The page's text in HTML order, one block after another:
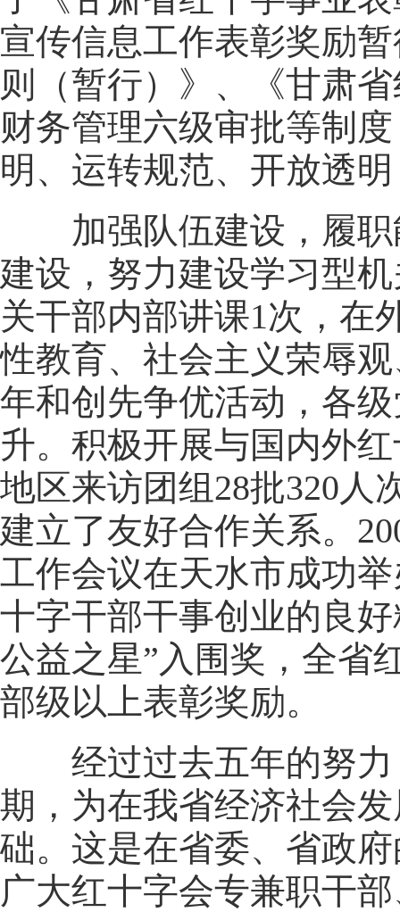
宣传信息工作表彰奖励
则（暂行）》、《甘肃
财务管理六级审批等制
明、运转规范、开放透
加强队伍建设，履职
建设，努力建设学习型
关干部内部讲课1次，在
性教育、社会主义荣辱
年和创先争优活动，各
升。积极开展与国内外
地区来访团组28批320人
建立了友好合作关系。
工作会议在天水市成功
十字干部干事创业的良
公益之星”入围奖，全省
部级以上表彰奖励。
经过过去五年的努力
期，为在我省经济社会
础。这是在省委、省政
广大红十字会专兼职干